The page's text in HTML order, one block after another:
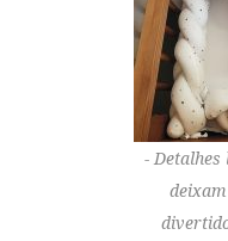
Detalhes